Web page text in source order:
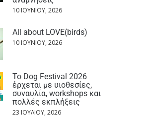
10 ΙΟΥΝΊΟΥ, 2026
All about LOVE(birds)
10 ΙΟΥΝΊΟΥ, 2026
Το Dog Festival 2026
έρχεται με υιοθεσίες,
συναυλία, workshops και
πολλές εκπλήξεις
23 ΙΟΥΛΊΟΥ, 2026